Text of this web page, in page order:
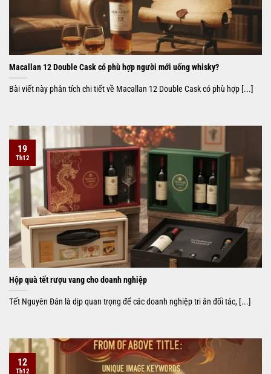
Macallan 12 Double Cask có phù hợp người mới uống whisky?
Bài viết này phân tích chi tiết về Macallan 12 Double Cask có phù hợp [...]
Hộp quà tết rượu vang cho doanh nghiệp
Tết Nguyên Đán là dịp quan trọng để các doanh nghiệp tri ân đối tác, [...]
19
Th12
12
Th12